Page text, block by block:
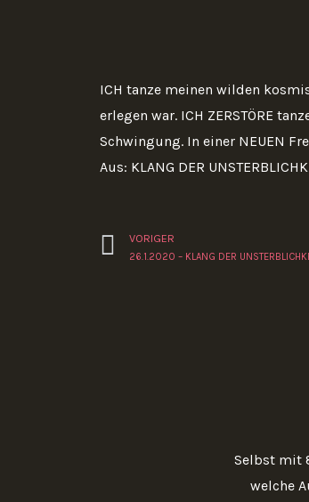
ICH tanze meinen wilden
erlegen war. ICH ZERSTÖRE
Schwingung. In einer NEUEN
Aus: KLANG DER
Zurück
VORIGER
26.1.2020 – KLANG DER
Selbst mit
welche